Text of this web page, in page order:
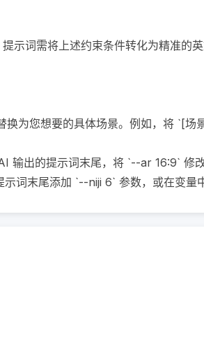
示词需将上述约束条件转化为精准
为您想要的具体场景。例如，将 `[
输出的提示词末尾，将 `--ar 16:9` 修
词末尾添加 `--niji 6` 参数，或在变量